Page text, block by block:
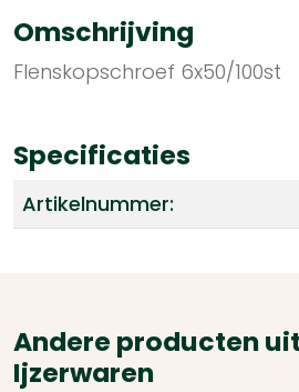
Omschrijving
Flenskopschroef 6x50/100st
Specificaties
Artikelnummer:
Andere producten
Ijzerwaren